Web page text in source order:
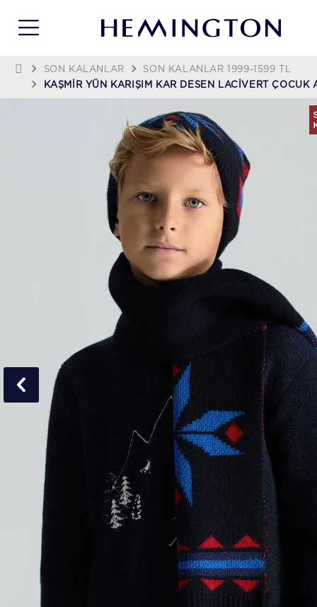
SON KALANLAR
SON KALANLAR 1999-1599 TL
KAŞMIR YÜN KARIŞIM KAR DESEN LACIVERT ÇOCUK